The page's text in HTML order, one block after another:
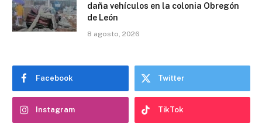
daña vehículos en la colonia Obregón
de León
8 agosto, 2026
Facebook Twitter
Instagram TikTok